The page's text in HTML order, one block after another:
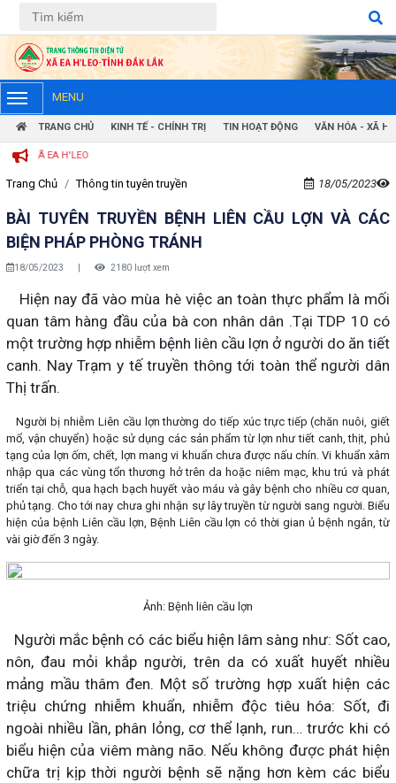
Tiếng Việt Tiếng Anh
MENU
TRANG CHỦ KINH TẾ - CHÍNH TRỊ TIN HOẠT ĐỘNG VĂN HÓA - XÃ
EA H'LEO
Trang Chủ Thông tin tuyên truyền 18/05/2023
BÀI TUYÊN TRUYỀN BỆNH LIÊN CẦU LỢN VÀ CÁC
BIỆN PHÁP PHÒNG TRÁNH
18/05/2023 2180 lượt xem
Hiện nay đã vào mùa hè việc an toàn thực phẩm là mối
quan tâm hàng đầu của bà con nhân dân .Tại TDP 10 có
một trường hợp nhiễm bệnh liên cầu lợn ở người do ăn tiết
canh. Nay Trạm y tế truyền thông tới toàn thể người dân
Thị trấn.
Người bị nhiễm Liên cầu lợn thường do tiếp xúc trực tiếp (chăn nuôi, giết
mổ, vận chuyển) hoặc sử dụng các sản phẩm từ lợn như tiết canh, thịt, phủ
tạng của lợn ốm, chết, lợn mang vi khuẩn chưa được nấu chín. Vi khuẩn xâm
nhập qua các vùng tổn thương hở trên da hoặc niêm mạc, khu trú và phát
triển tại chỗ, qua hạch bạch huyết vào máu và gây bệnh cho nhiều cơ quan,
phủ tạng. Cho tới nay chưa ghi nhận sự lây truyền từ người sang người. Biểu
hiện của bệnh Liên cầu lợn, Bệnh Liên cầu lợn có thời gian ủ bệnh ngắn, từ
vài giờ đến 3 ngày.
Ảnh: Bệnh liên cầu lợn
Người mắc bệnh có các biểu hiện lâm sàng như: Sốt cao,
nôn, đau mỏi khắp người, trên da có xuất huyết nhiều
mảng mầu thâm đen. Một số trường hợp xuất hiện các
triệu chứng nhiễm khuẩn, nhiễm độc tiêu hóa: Sốt, đi
ngoài nhiều lần, phân lỏng, cơ thể lạnh, run… trước khi có
biểu hiện của viêm màng não. Nếu không được phát hiện
chữa trị kịp thời người bệnh sẽ nặng hơn kèm các biểu